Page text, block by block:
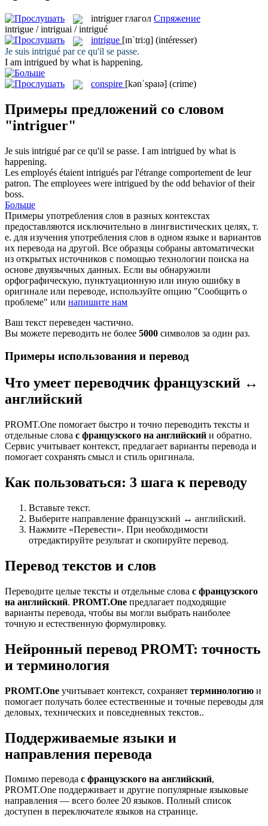
intriguer глагол Спряжение
intrigue / intriguai / intrigué
intrigue [ɪnˈtri:ɡ] (intéresser)
Je suis intrigué par ce qu'il se passe.
I am intrigued by what is happening.
conspire [kənˈspaɪə] (crime)
Примеры предложений со словом
"intriguer"
Je suis intrigué par ce qu'il se passe. I am intrigued by what is
happening.
Les employés étaient intrigués par l'étrange comportement de leur
patron. The employees were intrigued by the odd behavior of their
boss.
Больше
Примеры употребления слов в разных контекстах
предоставляются исключительно в лингвистических целях, т.
е. для изучения употребления слов в одном языке и вариантов
их перевода на другой. Все образцы собраны автоматически
из открытых источников с помощью технологии поиска на
основе двуязычных данных. Если вы обнаружили
орфографическую, пунктуационную или иную ошибку в
оригинале или переводе, используйте опцию "Сообщить о
проблеме" или напишите нам
Ваш текст переведен частично.
Вы можете переводить не более 5000 символов за один раз.
Примеры использования и перевод
Что умеет переводчик французский ↔
английский
PROMT.One помогает быстро и точно переводить тексты и
отдельные слова с французского на английский и обратно.
Сервис учитывает контекст, предлагает варианты перевода и
помогает сохранять смысл и стиль оригинала.
Как пользоваться: 3 шага к переводу
Вставьте текст.
Выберите направление французский ↔ английский.
Нажмите «Перевести». При необходимости
отредактируйте результат и скопируйте перевод.
Перевод текстов и слов
Переводите целые тексты и отдельные слова с французского
на английский. PROMT.One предлагает подходящие
варианты перевода, чтобы вы могли выбрать наиболее
точную и естественную формулировку.
Нейронный перевод PROMT: точность
и терминология
PROMT.One учитывает контекст, сохраняет терминологию и
помогает получать более естественные и точные переводы для
деловых, технических и повседневных текстов..
Поддерживаемые языки и
направления перевода
Помимо перевода с французского на английский,
PROMT.One поддерживает и другие популярные языковые
направления — всего более 20 языков. Полный список
доступен в переключателе языков на странице.